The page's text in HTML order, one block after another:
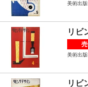
美術出
リビ
美術出
リビ